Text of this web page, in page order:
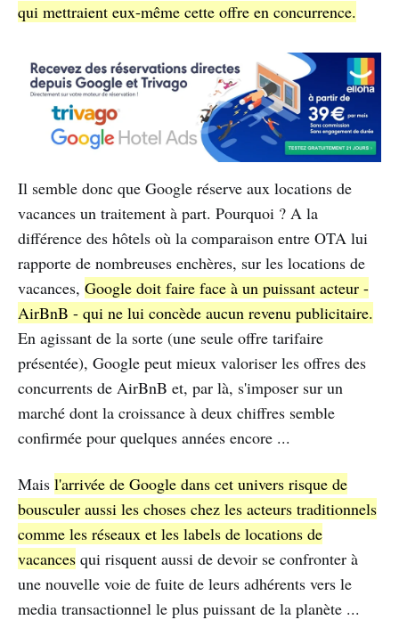
qui mettraient eux-même cette offre en concurrence.
Il semble donc que Google réserve aux locations de
vacances un traitement à part. Pourquoi ? A la
différence des hôtels où la comparaison entre OTA lui
rapporte de nombreuses enchères, sur les locations de
vacances, Google doit faire face à un puissant acteur -
AirBnB - qui ne lui concède aucun revenu publicitaire.
En agissant de la sorte (une seule offre tarifaire
présentée), Google peut mieux valoriser les offres des
concurrents de AirBnB et, par là, s'imposer sur un
marché dont la croissance à deux chiffres semble
confirmée pour quelques années encore ...
Mais l'arrivée de Google dans cet univers risque de
bousculer aussi les choses chez les acteurs traditionnels
comme les réseaux et les labels de locations de
vacances qui risquent aussi de devoir se confronter à
une nouvelle voie de fuite de leurs adhérents vers le
media transactionnel le plus puissant de la planète ...